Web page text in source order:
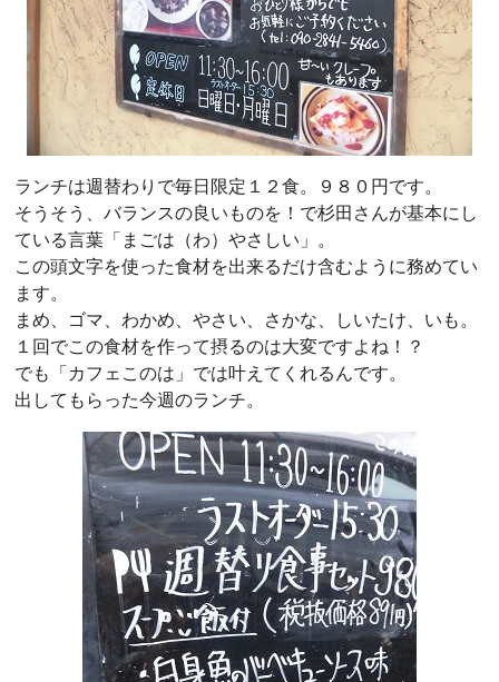
ランチは週替わりで毎日限定１２食。９８０円です。
そうそう、バランスの良いものを！で杉田さんが基本にし
ている言葉「まごは（わ）やさしい」。
この頭文字を使った食材を出来るだけ含むように務めてい
ます。
まめ、ゴマ、わかめ、やさい、さかな、しいたけ、いも。
１回でこの食材を作って摂るのは大変ですよね！？
でも「カフェこのは」では叶えてくれるんです。
出してもらった今週のランチ。